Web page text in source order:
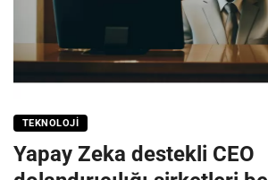
TEKNOLOJI
Yapay Zeka destekli CEO